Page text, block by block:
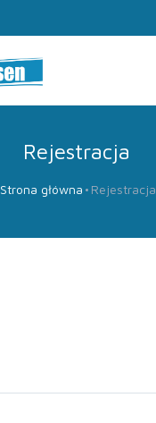
Rejestracja
Strona główna Rejestracja